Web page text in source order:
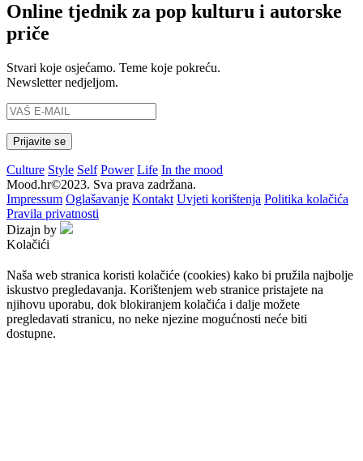
Online tjednik za pop kulturu i autorske
priče
Stvari koje osjećamo. Teme koje pokreću.
Newsletter nedjeljom.
Culture Style Self Power Life In the mood
Mood.hr©2023. Sva prava zadržana.
Impressum Oglašavanje Kontakt Uvjeti korištenja Politika kolačića
Pravila privatnosti
Dizajn by
Kolačići
Naša web stranica koristi kolačiće (cookies) kako bi pružila najbolje
iskustvo pregledavanja. Korištenjem web stranice pristajete na
njihovu uporabu, dok blokiranjem kolačića i dalje možete
pregledavati stranicu, no neke njezine mogućnosti neće biti
dostupne.